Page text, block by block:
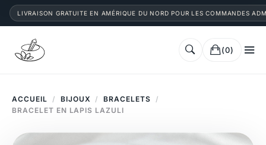
LIVRAISON GRATUITE EN AMÉRIQUE DU NORD POUR LES COMMANDES
(0)
ACCUEIL / BIJOUX / BRACELETS
/
BRACELET EN LAPIS LAZULI